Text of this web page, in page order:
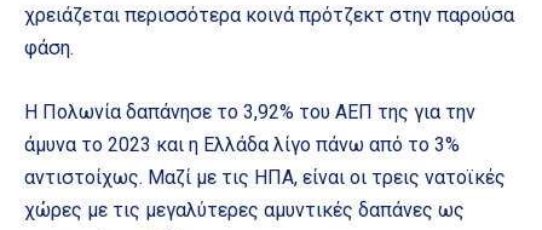
χρειάζεται περισσότερα κοινά πρότζεκτ στην παρούσα
φάση.
Η Πολωνία δαπάνησε το 3,92% του ΑΕΠ της για την
άμυνα το 2023 και η Ελλάδα λίγο πάνω από το 3%
αντιστοίχως. Μαζί με τις ΗΠΑ, είναι οι τρεις νατοϊκές
χώρες με τις μεγαλύτερες αμυντικές δαπάνες ως